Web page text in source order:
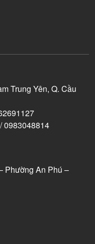
Trung Yên, Q. Cầu
0983048814
Phường An Phú –